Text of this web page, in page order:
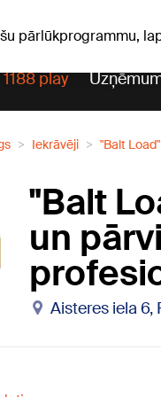
pārlūkprogrammu,
1188 play
Iekrāvēji "Balt
"Balt
un
Aisteres iela 6,